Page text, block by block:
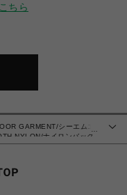
こちら
GARMENT/シーエムエ
NYLON/ナイロンバック